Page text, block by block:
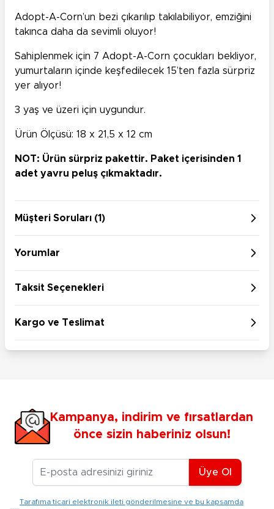
Adopt-A-Corn’un bezi çıkarılıp takılabiliyor, emziğini
takınca daha da sevimli oluyor!
Sahiplenmek için 7 Adopt-A-Corn çocukları bekliyor,
yumurtaların içinde keşfedilecek 15’ten fazla sürpriz
yer alıyor!
3 yaş ve üzeri için uygundur.
Ürün Ölçüsü: 18 x 21,5 x 12 cm
NOT: Ürün sürpriz pakettir. Paket içerisinden 1
adet yavru peluş çıkmaktadır.
Müşteri Soruları (1)
Yorumlar
Taksit Seçenekleri
Kargo ve Teslimat
Kampanya, indirim ve fırsatlardan
önce sizin haberiniz olsun!
E-posta Adresiniz
Üye Ol
Tarafıma ticari elektronik ileti gönderilmesine ve bu kapsamda